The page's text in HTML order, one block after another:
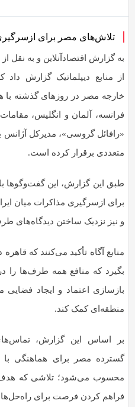
لینک
تلاش‌های مصر برای ازسرگیری
به گزارش اقتصادآنلاین و به نقل از
از منابع دیپلماتیک گزارش داد
خارجه مصر در روز‌های گذشته با
فرانسه، آلمان و انگلیس، مقامات
«رافائل گروسی»، مدیرکل آژانس
متعددی برقرار کرده است.
طبق این گزارش، این گفت‌و‌گو‌ها
برای ازسرگیری مذاکرات میان ایران
و نیز نزدیک ساختن دیدگاه‌های
منابع آگاه تأکید می‌کنند که قاهره
بگیرد که منافع همه طرف‌ها را
بازسازی اعتماد و ایجاد فضایی
منطقه‌ای کمک کند.
بر اساس این گزارش،
گسترده مصر برای هماهنگی با
محسوب می‌شود؛ تلاشی که هدف
فراهم کردن فرصت برای راه‌حل‌های